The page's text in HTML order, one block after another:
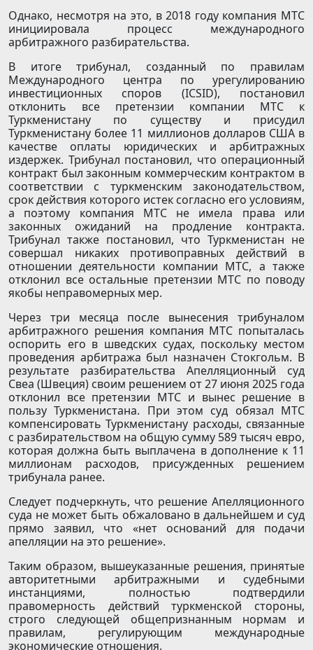
Однако, несмотря на это, в 2018 году компания МТС
инициировала процесс международного
арбитражного разбирательства.
В итоге трибунал, созданный по правилам
Международного центра по урегулированию
инвестиционных споров (ICSID), постановил
отклонить все претензии компании МТС к
Туркменистану по существу и присудил
Туркменистану более 11 миллионов долларов США в
качестве оплаты юридических и арбитражных
издержек. Трибунал постановил, что операционный
контракт был законным коммерческим контрактом в
соответствии с туркменским законодательством,
срок действия которого истек согласно его условиям,
а поэтому компания МТС не имела права или
законных ожиданий на продление контракта.
Трибунал также постановил, что Туркменистан не
совершал никаких противоправных действий в
отношении деятельности компании МТС, а также
отклонил все остальные претензии МТС по поводу
якобы неправомерных мер.
Через три месяца после вынесения трибуналом
арбитражного решения компания МТС попыталась
оспорить его в шведских судах, поскольку местом
проведения арбитража был назначен Стокгольм. В
результате разбирательства Апелляционный суд
Свеа (Швеция) своим решением от 27 июня 2025 года
отклонил все претензии МТС и вынес решение в
пользу Туркменистана. При этом суд обязал МТС
компенсировать Туркменистану расходы, связанные
с разбирательством на общую сумму 589 тысяч евро,
которая должна быть выплачена в дополнение к 11
миллионам расходов, присужденных решением
трибунала ранее.
Следует подчеркнуть, что решение Апелляционного
суда не может быть обжаловано в дальнейшем и суд
прямо заявил, что «нет оснований для подачи
апелляции на это решение».
Таким образом, вышеуказанные решения, принятые
авторитетными арбитражными и судебными
инстанциями, полностью подтвердили
правомерность действий туркменской стороны,
строго следующей общепризнанным нормам и
правилам, регулирующим международные
экономические отношения.